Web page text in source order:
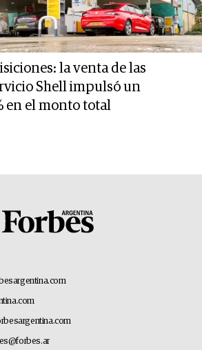
la venta de las
Shell impulsó un
en el monto total